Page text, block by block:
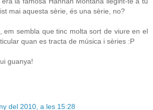
mai aquesta sèrie, és una sèrie, no?
em sembla que tinc molta sort de viure en el
quan es tracta de música i sèries :P
guanya!
del 2010, a les 15:28